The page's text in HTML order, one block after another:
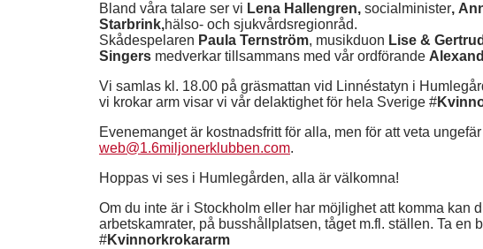
Bland våra talare ser vi Lena Hallengren, socialminister,
Starbrink,hälso- och sjukvårdsregionråd.
Skådespelaren Paula Ternström, musikduon Lise & Gertrud
Singers medverkar tillsammans med vår ordförande
Vi samlas kl. 18.00 på gräsmattan vid Linnéstatyn i
vi krokar arm visar vi vår delaktighet för hela Sverige #
Evenemanget är kostnadsfritt för alla, men för att veta
web@1.6miljonerklubben.com.
Hoppas vi ses i Humlegården, alla är välkomna!
Om du inte är i Stockholm eller har möjlighet att komma kan
arbetskamrater, på busshållplatsen, tåget m.fl. ställen. Ta
#Kvinnorkrokararm